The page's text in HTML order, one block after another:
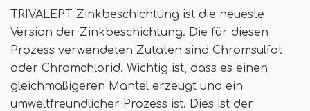
TRIVALEPT Zinkbeschichtung ist die neueste
Version der Zinkbeschichtung. Die für diesen
Prozess verwendeten Zutaten sind Chromsulfat
oder Chromchlorid. Wichtig ist, dass es einen
gleichmäßigeren Mantel erzeugt und ein
umweltfreundlicher Prozess ist. Dies ist der